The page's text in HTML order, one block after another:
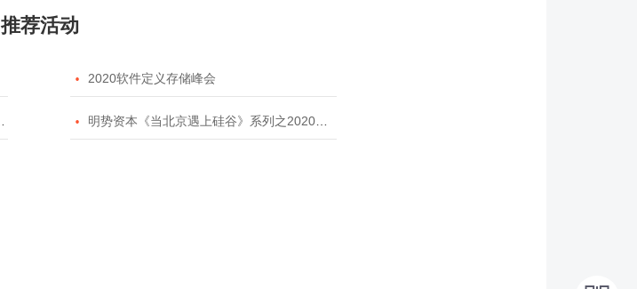
推荐活动
 2020软件定义存储峰会
 明势资本《当北京遇上硅谷》系列之2020年度开源峰会